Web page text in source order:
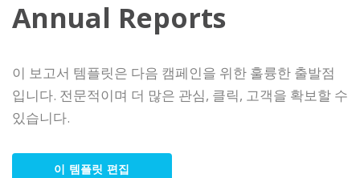
Annual Reports
이 보고서 템플릿은 다음 캠페인을 위한 훌륭한 출발점
입니다. 전문적이며 더 많은 관심, 클릭, 고객을 확보할 수
있습니다.
이 템플릿 편집